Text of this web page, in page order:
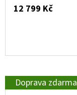
12 799 Kč
Doprava zdarma